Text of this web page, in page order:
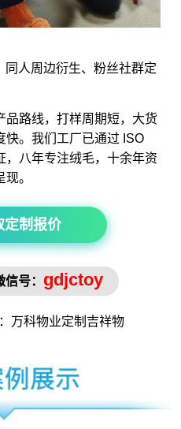
人周边衍生、粉丝社群定
品路线，打样周期短，大货
快。我们工厂已通过 ISO
，八年专注绒毛，十余年资
。
定制报价
号： gdjctoy
万科物业定制 吉祥物